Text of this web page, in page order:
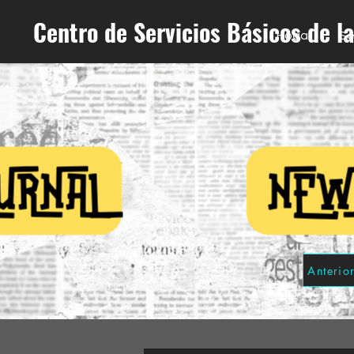
Centro de Servicios Básicos de
Hogar